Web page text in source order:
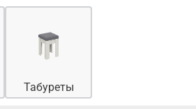
Табуреты